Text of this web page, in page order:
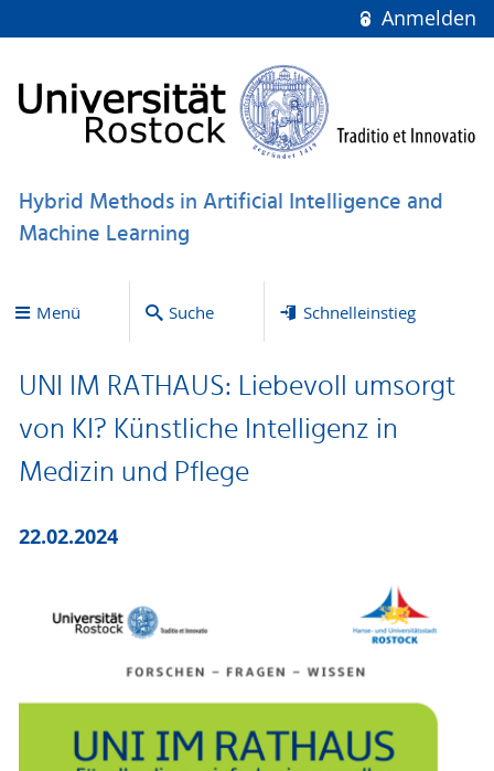
Anmelden
Hybrid Methods in Artificial Intelligence and
Machine Learning
Menü Suche Schnelleinstieg
UNI IM RATHAUS: Liebevoll umsorgt
von KI? Künstliche Intelligenz in
Medizin und Pflege
22.02.2024